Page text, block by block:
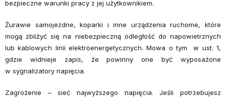
bezpieczne warunki pracy z jej użytkownikiem.
Żurawie samojezdne, koparki i inne urządzenia ruchome, które
mogą zbliżyć się na niebezpieczną odległość do napowietrznych
lub kablowych linii elektroenergetycznych. Mowa o tym w ust. 1,
gdzie widnieje zapis, że powinny one być wyposażone
w sygnalizatory napięcia.
Zagrożenie – sieć najwyższego napięcia. Jeśli potrzebujesz